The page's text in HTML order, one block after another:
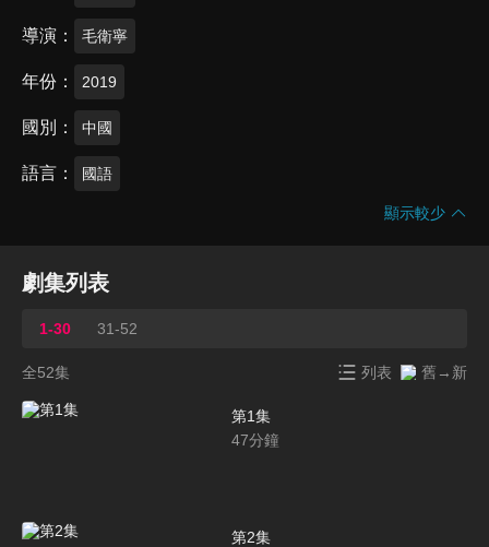
導演 毛衛寧
年份 2019
國別 中國
語言 國語
顯示較少
劇集列表
1-30 31-52
全52集 列表 舊→新
第1集
47分鐘
第2集